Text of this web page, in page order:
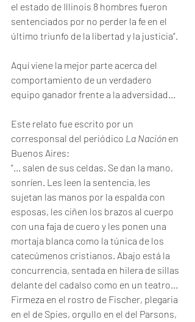
el estado de Illinois 8 hombres fueron
sentenciados por no perder la fe en el
último triunfo de la libertad y la justicia”.
Aquí viene la mejor parte acerca del
comportamiento de un verdadero
equipo ganador frente a la adversidad...
Este relato fue escrito por un
corresponsal del periódico La Nación en
Buenos Aires:
“... salen de sus celdas. Se dan la mano,
sonríen. Les leen la sentencia, les
sujetan las manos por la espalda con
esposas, les ciñen los brazos al cuerpo
con una faja de cuero y les ponen una
mortaja blanca como la túnica de los
catecúmenos cristianos. Abajo está la
concurrencia, sentada en hilera de sillas
delante del cadalso como en un teatro...
Firmeza en el rostro de Fischer, plegaria
en el de Spies, orgullo en el del Parsons,